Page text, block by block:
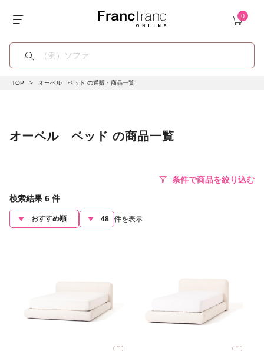
TOP オーベル ベッド の通販・商品一覧
オーベル ベッド の商品一覧
条件で商品を絞り込む
検索結果 6 件
件を表示